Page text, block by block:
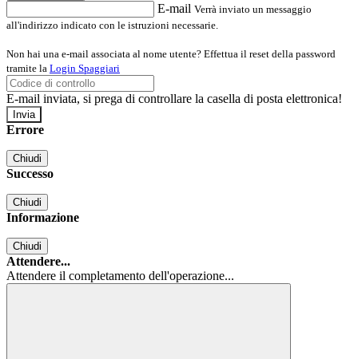
E-mail Verrà inviato un messaggio
all'indirizzo indicato con le istruzioni necessarie.
Non hai una e-mail associata al nome utente? Effettua il reset della password
tramite la Login Spaggiari
E-mail inviata, si prega di controllare la casella di posta elettronica!
Errore
Chiudi
Successo
Chiudi
Informazione
Chiudi
Attendere...
Attendere il completamento dell'operazione...